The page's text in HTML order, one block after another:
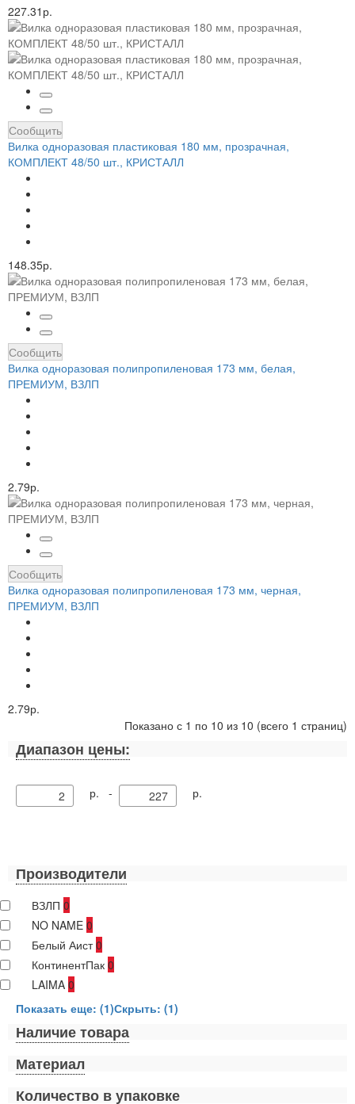
227.31р.
Сообщить
Вилка одноразовая пластиковая 180 мм, прозрачная,
КОМПЛЕКТ 48/50 шт., КРИСТАЛЛ
148.35р.
Сообщить
Вилка одноразовая полипропиленовая 173 мм, белая,
ПРЕМИУМ, ВЗЛП
2.79р.
Сообщить
Вилка одноразовая полипропиленовая 173 мм, черная,
ПРЕМИУМ, ВЗЛП
2.79р.
Показано с 1 по 10 из 10 (всего 1 страниц)
Диапазон цены:
р. - р.
Производители
ВЗЛП 0
NO NAME 0
Белый Аист0
КонтинентПак 0
LAIMA 0
Показать еще: (1)Скрыть: (1)
Наличие товара
Материал
Количество в упаковке